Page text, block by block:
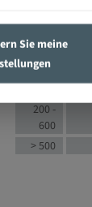
130 -
350
150 -
200 -
600
> 500
Sie meine